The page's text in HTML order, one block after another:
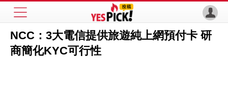
NCC：3大電信提供旅遊純上網預付卡 研
商簡化KYC可行性